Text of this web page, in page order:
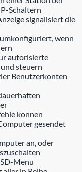
Schaltern
signalisiert die
wenn
autorisierte
steuern
Benutzerkonten
konnen
gesendet
an, oder
Menu